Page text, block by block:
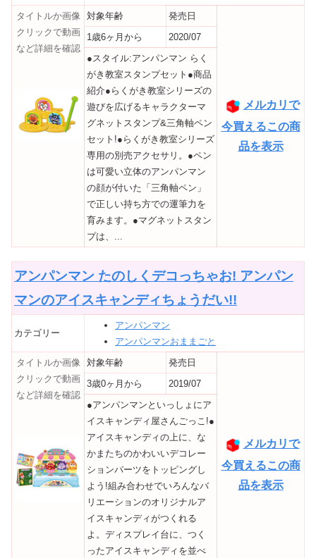
タイトルか画像
クリックで動画
など詳細を確認
対象年齢 発売日
メルカリで
今買えるこの商
品を表示
1歳6ヶ月から
2020/07
●スタイル:アンパンマン らく
がき教室スタンプセット●商品
紹介●らくがき教室シリーズの
遊びを広げるキャラクターマ
グネットスタンプ&三角軸ペン
セット!●らくがき教室シリーズ
専用の別売アクセサリ。●ペン
は可愛い立体のアンパンマン
の顔が付いた「三角軸ペン」
で正しい持ち方での運筆力を
育みます。●マグネットスタン
プは、...
アンパンマン たのしくデコっちゃお! アンパン
マンのアイスキャンディちょうだい!!
カテゴリー
アンパンマン
アンパンマンおままごと
タイトルか画像
クリックで動画
など詳細を確認
対象年齢 発売日
メルカリで
今買えるこの商
品を表示
3歳0ヶ月から
2019/07
●アンパンマンといっしょにア
イスキャンディ屋さんごっこ!●
アイスキャンディの上に、な
かまたちのかわいいデコレー
ションパーツをトッピングし
よう!組み合わせでいろんなバ
リエーションのオリジナルア
イスキャンディがつくれる
よ。ディスプレイ台に、つく
ったアイスキャンディを並べ